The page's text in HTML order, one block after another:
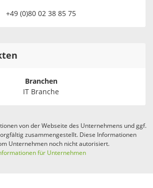
+49 (0)80 02 38 85 75
Branchen
IT Branche
von der Webseite des Unternehmens und ggf.
zusammengestellt. Diese Informationen
Unternehmen noch nicht autorisiert.
für Unternehmen